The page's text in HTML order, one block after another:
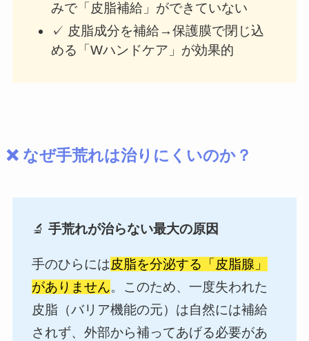
みで「皮脂補給」ができていない
✓ 皮脂成分を補給→保護膜で閉じ込
める「Wハンドケア」が効果的
❌ なぜ手荒れは治りにくいのか？
🔬手荒れが治らない最大の原因
手のひらには皮脂を分泌する「皮脂腺」
がありません。このため、一度失われた
皮脂（バリア機能の元）は自然には補給
されず、外部から補ってあげる必要があ